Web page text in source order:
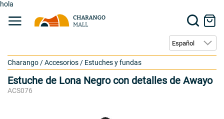
hola
Charango /Accesorios / Estuches y fundas
Estuche de Lona Negro con detalles de Awayo
ACS076